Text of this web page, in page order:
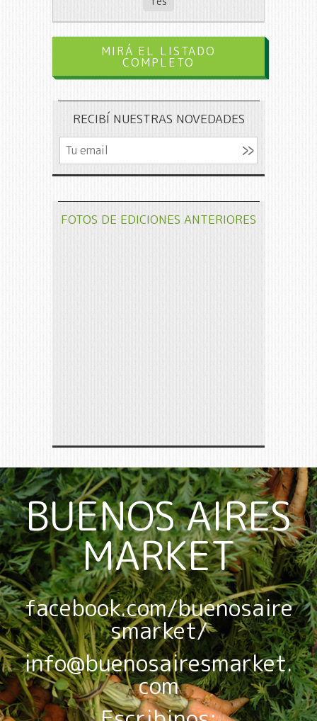
MIRÁ EL LISTADO
COMPLETO
RECIBÍ NUESTRAS NOVEDADES
FOTOS DE EDICIONES ANTERIORES
BUENOS AIRES
MARKET
facebook.com/buenosaire
smarket/
info@buenosairesmarket.
com